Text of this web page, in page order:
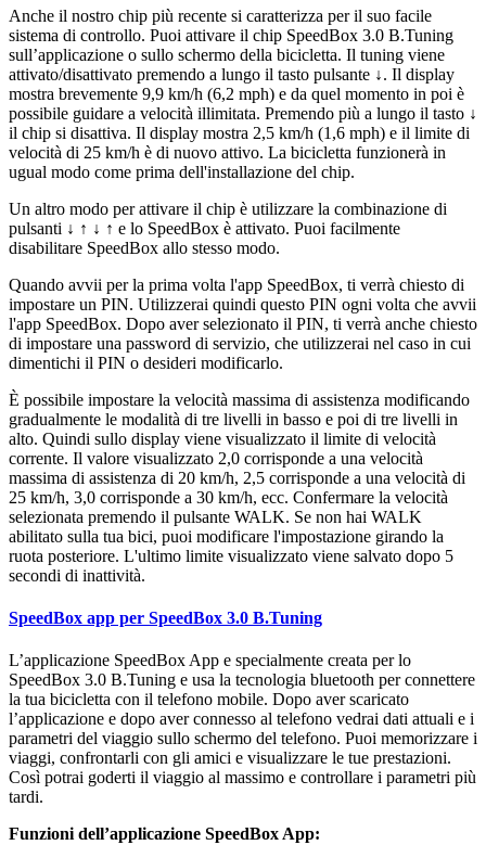
Anche il nostro chip più recente si caratterizza per il suo facile
sistema di controllo. Puoi attivare il chip SpeedBox 3.0 B.Tuning
sull’applicazione o sullo schermo della bicicletta. Il tuning viene
attivato/disattivato premendo a lungo il tasto pulsante ↓. Il display
mostra brevemente 9,9 km/h (6,2 mph) e da quel momento in poi è
possibile guidare a velocità illimitata. Premendo più a lungo il tasto ↓
il chip si disattiva. Il display mostra 2,5 km/h (1,6 mph) e il limite di
velocità di 25 km/h è di nuovo attivo. La bicicletta funzionerà in
ugual modo come prima dell'installazione del chip.
Un altro modo per attivare il chip è utilizzare la combinazione di
pulsanti ↓ ↑ ↓ ↑ e lo SpeedBox è attivato. Puoi facilmente
disabilitare SpeedBox allo stesso modo.
Quando avvii per la prima volta l'app SpeedBox, ti verrà chiesto di
impostare un PIN. Utilizzerai quindi questo PIN ogni volta che avvii
l'app SpeedBox. Dopo aver selezionato il PIN, ti verrà anche chiesto
di impostare una password di servizio, che utilizzerai nel caso in cui
dimentichi il PIN o desideri modificarlo.
È possibile impostare la velocità massima di assistenza modificando
gradualmente le modalità di tre livelli in basso e poi di tre livelli in
alto. Quindi sullo display viene visualizzato il limite di velocità
corrente. Il valore visualizzato 2,0 corrisponde a una velocità
massima di assistenza di 20 km/h, 2,5 corrisponde a una velocità di
25 km/h, 3,0 corrisponde a 30 km/h, ecc. Confermare la velocità
selezionata premendo il pulsante WALK. Se non hai WALK
abilitato sulla tua bici, puoi modificare l'impostazione girando la
ruota posteriore. L'ultimo limite visualizzato viene salvato dopo 5
secondi di inattività.
SpeedBox app per SpeedBox 3.0 B.Tuning
L’applicazione SpeedBox App e specialmente creata per lo
SpeedBox 3.0 B.Tuning e usa la tecnologia bluetooth per connettere
la tua bicicletta con il telefono mobile. Dopo aver scaricato
l’applicazione e dopo aver connesso al telefono vedrai dati attuali e i
parametri del viaggio sullo schermo del telefono. Puoi memorizzare i
viaggi, confrontarli con gli amici e visualizzare le tue prestazioni.
Così potrai goderti il viaggio al massimo e controllare i parametri più
tardi.
Funzioni dell’applicazione SpeedBox App: